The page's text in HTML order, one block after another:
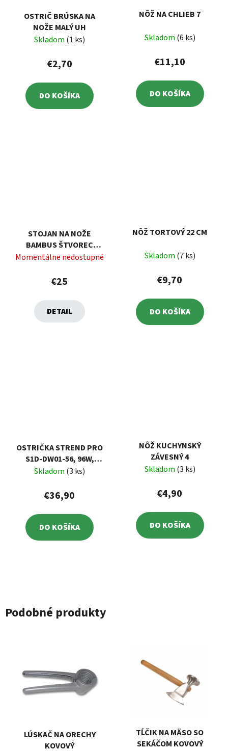
OSTRIČ BRÚSKA NA
NOŽE MALÝ UH
Skladom (1 ks)
€2,70
DO KOŠÍKA
NÔŽ NA CHLIEB 7
Skladom (6 ks)
€11,10
DO KOŠÍKA
STOJAN NA NOŽE
BAMBUS ŠTVOREC
10X10X26CM
Momentálne nedostupné
€25
DETAIL
NÔŽ TORTOVÝ 22 CM
Skladom (7 ks)
€9,70
DO KOŠÍKA
OSTRIČKA STREND PRO
S1D-DW01-56, 96W,
BRÚSKA MULTIFUNKČNÁ
Skladom (3 ks)
€36,90
DO KOŠÍKA
NÔŽ KUCHYNSKÝ
ZÁVESNÝ 4
Skladom (3 ks)
€4,90
DO KOŠÍKA
Podobné produkty
LÚSKAČ NA ORECHY
KOVOVÝ
TĹČIK NA MÄSO SO
SEKÁČOM KOVOVÝ